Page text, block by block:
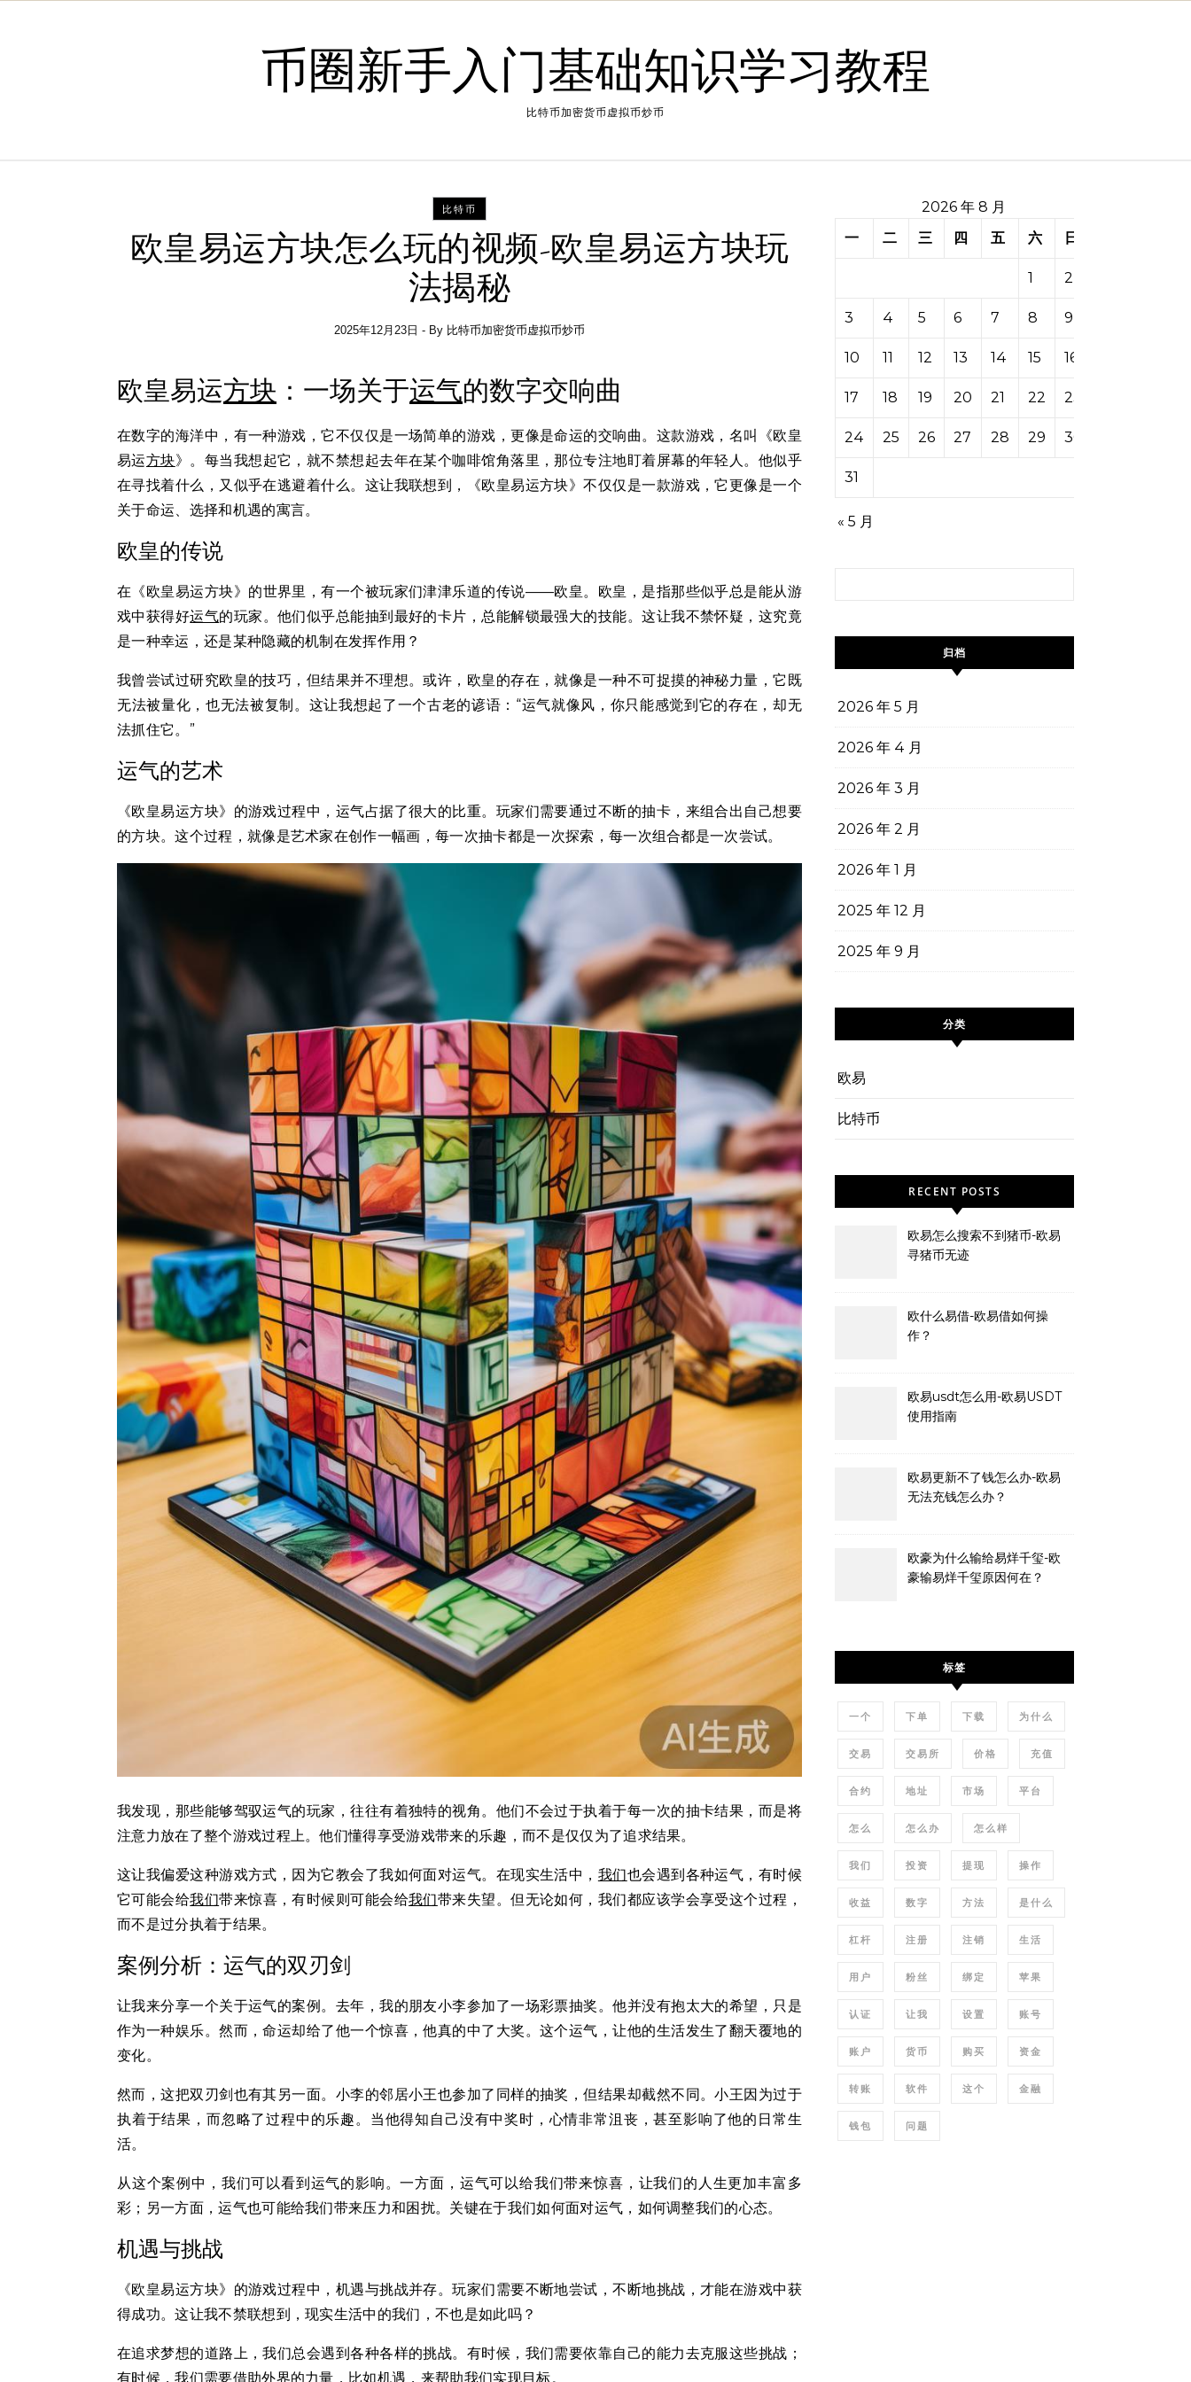
币圈新手入门基础知识学习教程
比特币加密货币虚拟币炒币
比特币
欧皇易运方块怎么玩的视频-欧皇易运方块玩
法揭秘
2025年12月23日 - By 比特币加密货币虚拟币炒币
欧皇易运方块 ：一场关于运气的数字交响曲
在数字的海洋中，有一种游戏，它不仅仅是一场简单的游戏，更像是命运的交响曲。这款游戏，名叫《欧皇
易运方块》。每当我想起它，就不禁想起去年在某个咖啡馆角落里，那位专注地盯着屏幕的年轻人。他似乎
在寻找着什么，又似乎在逃避着什么。这让我联想到，《欧皇易运方块》不仅仅是一款游戏，它更像是一个
关于命运、选择和机遇的寓言。
欧皇的传说
在《欧皇易运方块》的世界里，有一个被玩家们津津乐道的传说——欧皇。欧皇，是指那些似乎总是能从游
戏中获得好运气的玩家。他们似乎总能抽到最好的卡片，总能解锁最强大的技能。这让我不禁怀疑，这究竟
是一种幸运，还是某种隐藏的机制在发挥作用？
我曾尝试过研究欧皇的技巧，但结果并不理想。或许，欧皇的存在，就像是一种不可捉摸的神秘力量，它既
无法被量化，也无法被复制。这让我想起了一个古老的谚语：“运气就像风，你只能感觉到它的存在，却无
法抓住它。”
运气的艺术
《欧皇易运方块》的游戏过程中，运气占据了很大的比重。玩家们需要通过不断的抽卡，来组合出自己想要
的方块。这个过程，就像是艺术家在创作一幅画，每一次抽卡都是一次探索，每一次组合都是一次尝试。
我发现，那些能够驾驭运气的玩家，往往有着独特的视角。他们不会过于执着于每一次的抽卡结果，而是将
注意力放在了整个游戏过程上。他们懂得享受游戏带来的乐趣，而不是仅仅为了追求结果。
这让我偏爱这种游戏方式，因为它教会了我如何面对运气。在现实生活中， 我们也会遇到各种运气，有时候
它可能会给我们带来惊喜，有时候则可能会给我们带来失望。但无论如何，我们都应该学会享受这个过程，
而不是过分执着于结果。
案例分析：运气的双刃剑
让我来分享一个关于运气的案例。去年，我的朋友小李参加了一场彩票抽奖。他并没有抱太大的希望，只是
作为一种娱乐。然而，命运却给了他一个惊喜，他真的中了大奖。这个运气，让他的生活发生了翻天覆地的
变化。
然而，这把双刃剑也有其另一面。小李的邻居小王也参加了同样的抽奖，但结果却截然不同。小王因为过于
执着于结果，而忽略了过程中的乐趣。当他得知自己没有中奖时，心情非常沮丧，甚至影响了他的日常生
活。
从这个案例中，我们可以看到运气的影响。一方面，运气可以给我们带来惊喜，让我们的人生更加丰富多
彩；另一方面，运气也可能给我们带来压力和困扰。关键在于我们如何面对运气，如何调整我们的心态。
机遇与挑战
《欧皇易运方块》的游戏过程中，机遇与挑战并存。玩家们需要不断地尝试，不断地挑战，才能在游戏中获
得成功。这让我不禁联想到，现实生活中的我们，不也是如此吗？
在追求梦想的道路上，我们总会遇到各种各样的挑战。有时候，我们需要依靠自己的能力去克服这些挑战；
有时候，我们需要借助外界的力量，比如机遇，来帮助我们实现目标。
2026 年 8 月
一
二 三 四 五 六 日
1 2
3 4 5 6 7 8 9
10 11 12 13 14 15 16
17 18 19 20 21 22 23
24 25 26 27 28 29 30
31
« 5 月
归档
2026 年 5 月
2026 年 4 月
2026 年 3 月
2026 年 2 月
2026 年 1 月
2025 年 12 月
2025 年 9 月
分类
欧易
比特币
RECENT POSTS
欧易怎么搜索不到猪币-欧易
寻猪币无迹
欧什么易借-欧易借如何操
作？
欧易usdt怎么用-欧易USDT
使用指南
欧易更新不了钱怎么办-欧易
无法充钱怎么办？
欧豪为什么输给易烊千玺-欧
豪输易烊千玺原因何在？
标签
一个 下单 下载 为什么
交易 交易所 价格 充值
合约 地址 市场 平台
怎么 怎么办 怎么样
我们 投资 提现 操作
收益 数字 方法 是什么
杠杆 注册 注销 生活
用户 粉丝 绑定 苹果
认证 让我 设置 账号
账户 货币 购买 资金
转账 软件 这个 金融
钱包 问题